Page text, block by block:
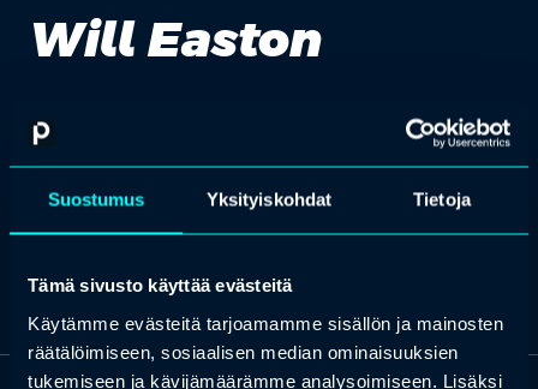
Suostumus Yksityiskohdat Tietoja
Tämä sivusto käyttää evästeitä
Käytämme evästeitä tarjoamamme sisällön ja mainosten
räätälöimiseen, sosiaalisen median ominaisuuksien
tukemiseen ja kävijämäärämme analysoimiseen. Lisäksi
Will Easton
Independent workplace specialist
potential of the workplace. With over 15 year’s experience, he